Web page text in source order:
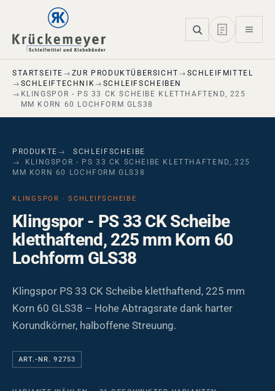
Skip to main navigation
Skip to main content
Skip to page footer
STARTSEITE ZUR PRODUKTÜBERSICHT
SCHLEIFMITTEL
SCHLEIFTECHNIK
SCHLEIFSCHEIBEN
KLINGSPOR - PS 33 CK SCHEIBE KLETTHAFTEND, 225
MM KORN 60 LOCHFORM GLS38
PRODUKTE
SCHLEIFSCHEIBE
KLINGSPOR - PS 33 CK SCHEIBE KLETTHAFTEND, 225
MM KORN 60 LOCHFORM GLS38
KLINGSPOR · SCHLEIFSCHEIBE
Klingspor - PS 33 CK Scheibe
kletthaftend, 225 mm Korn 60
Lochform GLS38
Klingspor PS 33 CK Scheibe kletthaftend, 225 mm
Korn 60 GLS38 – Hohe Abtragsrate dank harter
Korundkörner, halboffene Streuung.
ART.-NR. 92753